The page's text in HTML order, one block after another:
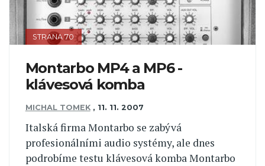
STRANA 70
Montarbo MP4 a MP6 -
klávesová komba
MICHAL TOMEK , 11. 11. 2007
Italská firma Montarbo se zabývá
profesionálními audio systémy, ale dnes
podrobíme testu klávesová komba Montarbo